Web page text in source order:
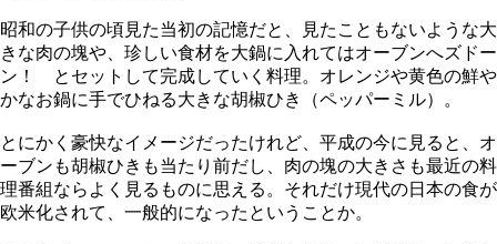
昭和の子供の頃見た当初の記憶だと、見たこともないような大
きな肉の塊や、珍しい食材を大鍋に入れてはオーブンへズドー
ン！ とセットして完成していく料理。オレンジや黄色の鮮や
かなお鍋に手でひねる大きな胡椒ひき（ペッパーミル）。
とにかく豪快なイメージだったけれど、平成の今に見ると、オ
ーブンも胡椒ひきも当たり前だし、肉の塊の大きさも最近の料
理番組ならよく見るものに思える。それだけ現代の日本の食が
欧米化されて、一般的になったということか。